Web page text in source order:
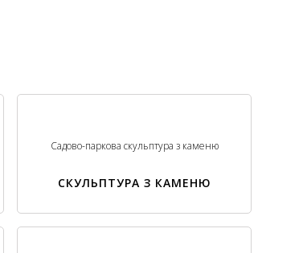
Садово-паркова скульптура з каменю
СКУЛЬПТУРА З КАМЕНЮ